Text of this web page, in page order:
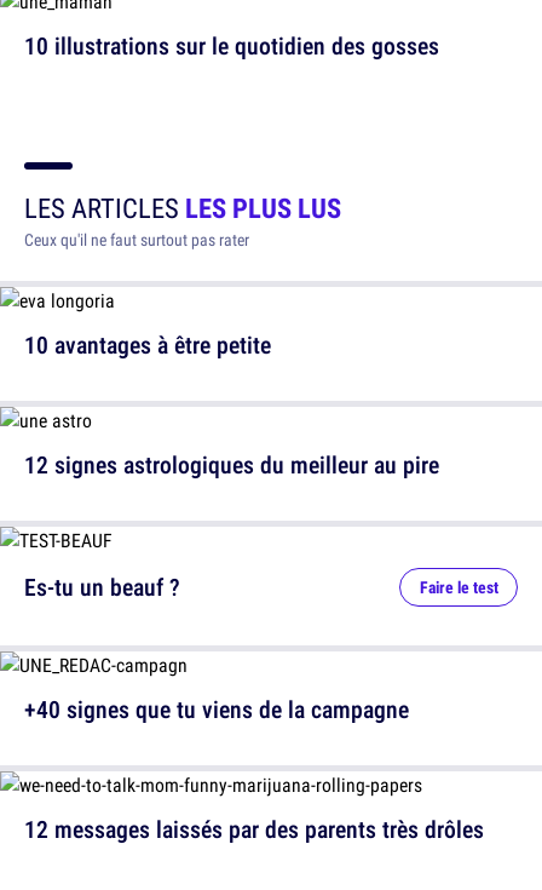
10 illustrations sur le quotidien des gosses
LES ARTICLES LES PLUS LUS
Ceux qu'il ne faut surtout pas rater
10 avantages à être petite
12 signes astrologiques du meilleur au pire
12 messages laissés par des parents très drôles
Es-tu un beauf ? Faire le test
+40 signes que tu viens de la campagne